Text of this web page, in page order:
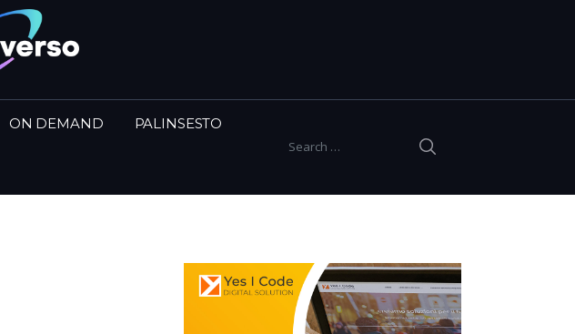
Search for:
ON DEMAND PALINSESTO